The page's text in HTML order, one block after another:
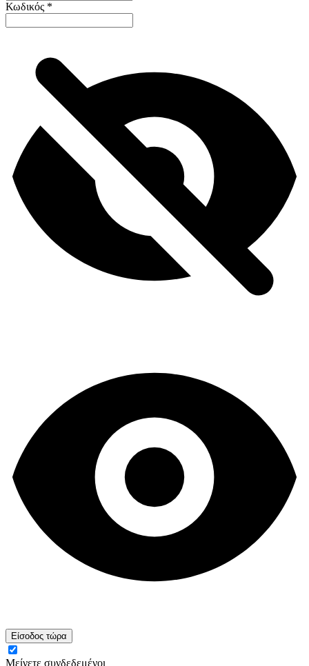
Κωδικός *
Είσοδος τώρα
Μείνετε συνδεδεμένοι